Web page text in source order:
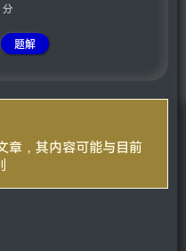
题解
章，其内容可能与目前